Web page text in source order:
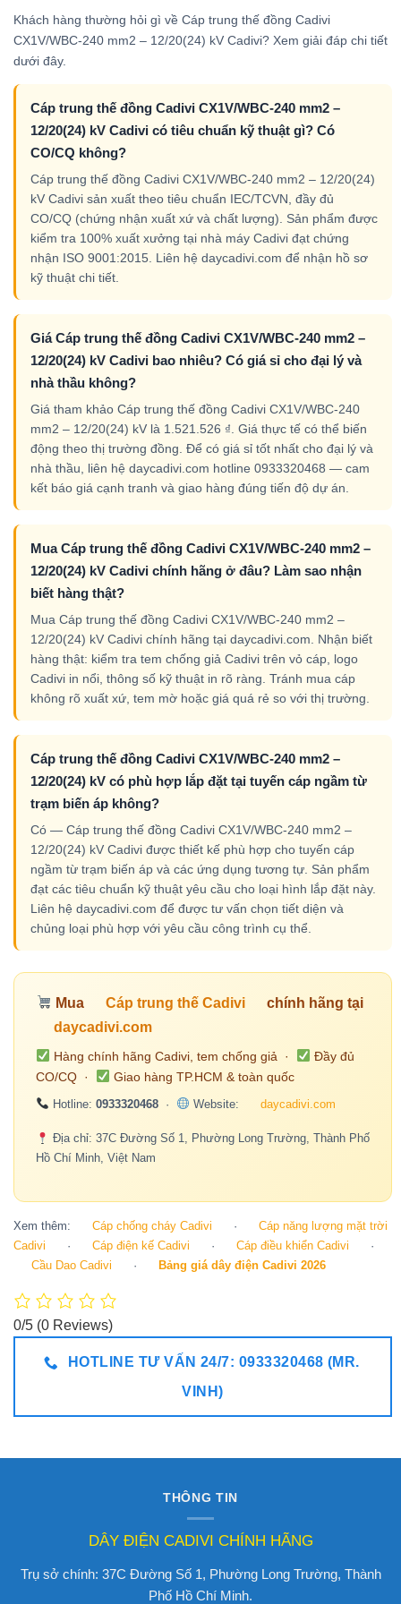
Khách hàng thường hỏi gì về Cáp trung thế đồng Cadivi
CX1V/WBC-240 mm2 – 12/20(24) kV Cadivi? Xem giải đáp chi tiết
dưới đây.
Cáp trung thế đồng Cadivi CX1V/WBC-240 mm2 –
12/20(24) kV Cadivi có tiêu chuẩn kỹ thuật gì? Có
CO/CQ không?
Cáp trung thế đồng Cadivi CX1V/WBC-240 mm2 – 12/20(24)
kV Cadivi sản xuất theo tiêu chuẩn IEC/TCVN, đầy đủ
CO/CQ (chứng nhận xuất xứ và chất lượng). Sản phẩm được
kiểm tra 100% xuất xưởng tại nhà máy Cadivi đạt chứng
nhận ISO 9001:2015. Liên hệ daycadivi.com để nhận hồ sơ
kỹ thuật chi tiết.
Giá Cáp trung thế đồng Cadivi CX1V/WBC-240 mm2 –
12/20(24) kV Cadivi bao nhiêu? Có giá sỉ cho đại lý và
nhà thầu không?
Giá tham khảo Cáp trung thế đồng Cadivi CX1V/WBC-240
mm2 – 12/20(24) kV là 1.521.526 ₫. Giá thực tế có thể biến
động theo thị trường đồng. Để có giá sỉ tốt nhất cho đại lý và
nhà thầu, liên hệ daycadivi.com hotline 0933320468 — cam
kết báo giá cạnh tranh và giao hàng đúng tiến độ dự án.
Mua Cáp trung thế đồng Cadivi CX1V/WBC-240 mm2 –
12/20(24) kV Cadivi chính hãng ở đâu? Làm sao nhận
biết hàng thật?
Mua Cáp trung thế đồng Cadivi CX1V/WBC-240 mm2 –
12/20(24) kV Cadivi chính hãng tại daycadivi.com. Nhận biết
hàng thật: kiểm tra tem chống giả Cadivi trên vỏ cáp, logo
Cadivi in nổi, thông số kỹ thuật in rõ ràng. Tránh mua cáp
không rõ xuất xứ, tem mờ hoặc giá quá rẻ so với thị trường.
Cáp trung thế đồng Cadivi CX1V/WBC-240 mm2 –
12/20(24) kV có phù hợp lắp đặt tại tuyến cáp ngầm từ
trạm biến áp không?
Có — Cáp trung thế đồng Cadivi CX1V/WBC-240 mm2 –
12/20(24) kV Cadivi được thiết kế phù hợp cho tuyến cáp
ngầm từ trạm biến áp và các ứng dụng tương tự. Sản phẩm
đạt các tiêu chuẩn kỹ thuật yêu cầu cho loại hình lắp đặt này.
Liên hệ daycadivi.com để được tư vấn chọn tiết diện và
chủng loại phù hợp với yêu cầu công trình cụ thể.
Mua Cáp trung thế Cadivi
chính hãng tại
daycadivi.com
Hàng chính hãng Cadivi, tem chống giả ·
Đầy đủ
CO/CQ ·
Giao hàng TP.HCM & toàn quốc
Hotline: 0933320468· Website: daycadivi.com
Địa chỉ: 37C Đường Số 1, Phường Long Trường, Thành Phố
Hồ Chí Minh, Việt Nam
Xem thêm: Cáp chống cháy Cadivi ·
Cáp năng lượng mặt trời
Cadivi
· Cáp điện kế Cadivi · Cáp điều khiển Cadivi
·
Cầu Dao Cadivi
· Bảng giá dây điện Cadivi 2026
0/5 (0 Reviews)
HOTLINE TƯ VẤN 24/7: 0933320468 (MR.
VINH)
THÔNG TIN
DÂY ĐIỆN CADIVI CHÍNH HÃNG
Trụ sở chính: 37C Đường Số 1, Phường Long Trường, Thành
Phố Hồ Chí Minh.